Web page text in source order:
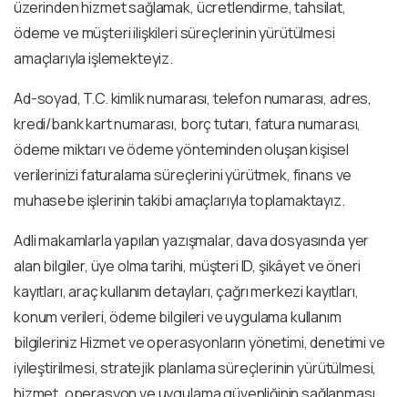
üzerinden hizmet sağlamak, ücretlendirme, tahsilat,
ödeme ve müşteri ilişkileri süreçlerinin yürütülmesi
amaçlarıyla işlemekteyiz.
Ad-soyad, T.C. kimlik numarası, telefon numarası, adres,
kredi/bank kart numarası, borç tutarı, fatura numarası,
ödeme miktarı ve ödeme yönteminden oluşan kişisel
verilerinizi faturalama süreçlerini yürütmek, finans ve
muhasebe işlerinin takibi amaçlarıyla toplamaktayız.
Adli makamlarla yapılan yazışmalar, dava dosyasında yer
alan bilgiler, üye olma tarihi, müşteri ID, şikâyet ve öneri
kayıtları, araç kullanım detayları, çağrı merkezi kayıtları,
konum verileri, ödeme bilgileri ve uygulama kullanım
bilgileriniz Hizmet ve operasyonların yönetimi, denetimi ve
iyileştirilmesi, stratejik planlama süreçlerinin yürütülmesi,